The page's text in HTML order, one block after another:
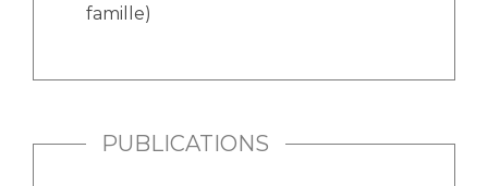
famille)
PUBLICATIONS